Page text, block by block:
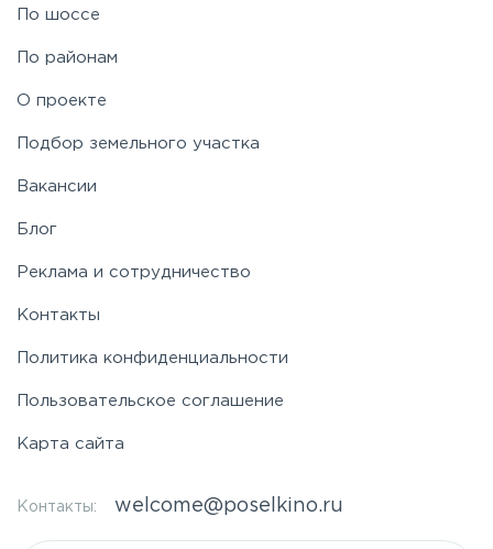
По шоссе
По районам
О проекте
Подбор земельного участка
Вакансии
Блог
Реклама и сотрудничество
Контакты
Политика конфиденциальности
Пользовательское соглашение
Карта сайта
Контакты: welcome@poselkino.ru